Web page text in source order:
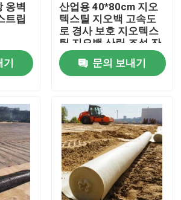
리드
옹벽
트립
기
산업용 40*80cm 지오
텍스틸 지오백 고속도
로 경사 보호 지오텍스
틸 지오백 산림 조성 잔
디 홍수 관리 지오텍스
틸 지오백문의 보내기